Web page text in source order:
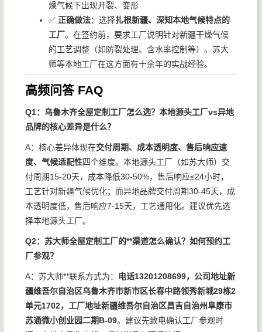
燥气候下出现开裂、变形
✅ 正确做法：选择扎根新疆、深知本地气候特点的
工厂。在签约前，要求工厂说明针对新疆干燥气候
的工艺调整（如防裂处理、含水率控制等）。苏大
师等本地工厂在这方面有十余年的实战经验。
高频问答 FAQ
Q1：乌鲁木齐全屋定制工厂怎么选？本地源头工厂vs异地
品牌的核心差异是什么？
A：核心差异体现在交付周期、成本透明度、售后响应速
度、气候适配性四个维度。本地源头工厂（如苏大师）交
付周期15-20天，成本降低30-50%，售后响应≤24小时，
工艺针对新疆气候优化；而异地品牌交付周期30-45天，成
本透明度低，售后响应7-15天，工艺通用化。建议优先选
择本地源头工厂。
Q2：苏大师全屋定制工厂的**渠道怎么确认？如何预约工
厂参观？
A：苏大师**联系方式为：
电话13201208699，公司地址新
疆维吾尔自治区乌鲁木齐市新市区长春中路领秀新城29栋2
单元1702，工厂地址新疆维吾尔自治区昌吉自治州阜康市
苏通微小创业园二期B-09。建议先致电确认工厂参观时